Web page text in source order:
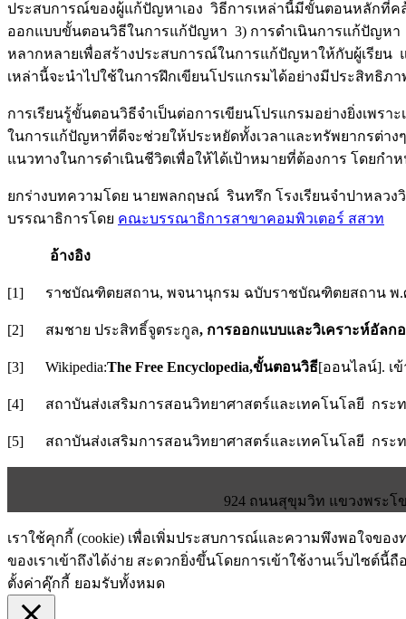
ประสบการณ์ของผู้แก้ปัญหาเอง วิธีการเหล่านี้มีขั้นตอนหลักที่
ออกแบบขั้นตอนวิธีในการแก้ปัญหา 3) การดำเนินการแก้ปัญห
หลากหลายเพื่อสร้างประสบการณ์ในการแก้ปัญหาให้กับผู้เรีย
เหล่านี้จะนำไปใช้ในการฝึกเขียนโปรแกรมได้อย่างมีประสิทธิภา
การเรียนรู้ขั้นตอนวิธีจำเป็นต่อการเขียนโปรแกรมอย่างยิ่งเพ
ในการแก้ปัญหาที่ดีจะช่วยให้ประหยัดทั้งเวลาและทรัพยากรต่า
แนวทางในการดำเนินชีวิตเพื่อให้ได้เป้าหมายที่ต้องการ โดย
ยกร่างบทความโดย นายพลกฤษณ์ รินทรึก โรงเรียนจำปาหลว
บรรณาธิการโดย คณะบรรณาธิการสาขาคอมพิวเตอร์ สสวท
อ้างอิง
[1] ราชบัณฑิตยสถาน, พจนานุกรม ฉบับราชบัณฑิตยสถาน พ.ศ.
[2] สมชาย ประสิทธิ์จูตระกูล, การออกแบบและวิเคราะห์อัลก
[3] Wikipedia:The Free Encyclopedia,ขั้นตอนวิธี[ออนไลน์]. เ
[4] สถาบันส่งเสริมการสอนวิทยาศาสตร์และเทคโนโลยี กระ
[5] สถาบันส่งเสริมการสอนวิทยาศาสตร์และเทคโนโลยี กระ
924 ถนนสุขุมวิท แขวงพระโขน
เราใช้คุกกี้ (cookie) เพื่อเพิ่มประสบการณ์และความพึงพอใจขอ
ของเราเข้าถึงได้ง่าย สะดวกยิ่งขึ้นโดยการเข้าใช้งานเว็บไซต์
ตั้งค่าคุ๊กกี้ ยอมรับทั้งหมด